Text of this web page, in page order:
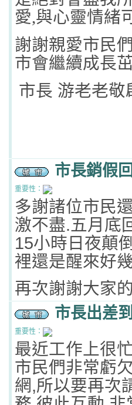
愛,與心靈情緒
謝謝親愛市民
市會繼續成長
市長 游老老敬
市長銷假
重要性：
多謝諸位市民
激不盡.五月底
15小時日夜顛
裡還是醒來好
再次謝謝大家
市長出差
重要性：
最近工作上很
市民們非常虧
網,所以要再次